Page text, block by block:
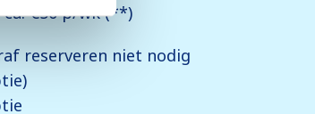
€50 p/wk (**)
reserveren niet nodig